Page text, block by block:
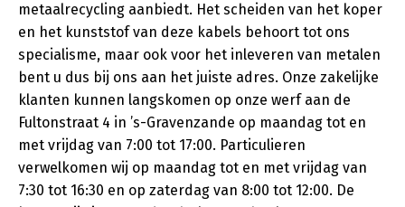
metaalrecycling aanbiedt. Het scheiden van het koper
en het kunststof van deze kabels behoort tot ons
specialisme, maar ook voor het inleveren van metalen
bent u dus bij ons aan het juiste adres. Onze zakelijke
klanten kunnen langskomen op onze werf aan de
Fultonstraat 4 in ’s-Gravenzande op maandag tot en
met vrijdag van 7:00 tot 17:00. Particulieren
verwelkomen wij op maandag tot en met vrijdag van
7:30 tot 16:30 en op zaterdag van 8:00 tot 12:00. De